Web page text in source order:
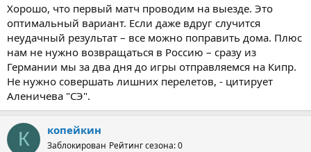
Хорошо, что первый матч проводим на выезде. Это
оптимальный вариант. Если даже вдруг случится
неудачный результат – все можно поправить дома. Плюс
нам не нужно возвращаться в Россию – сразу из
Германии мы за два дня до игры отправляемся на Кипр.
Не нужно совершать лишних перелетов, - цитирует
Аленичева "СЭ".
К копейкин
Заблокирован Рейтинг сезона: 0